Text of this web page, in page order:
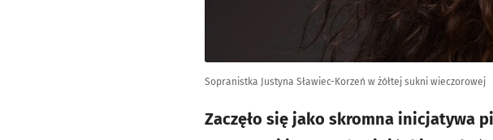
Sopranistka Justyna Sławiec-Korzeń w żółtej sukni wieczorowej
Zaczęło się jako skromna inicjatywa